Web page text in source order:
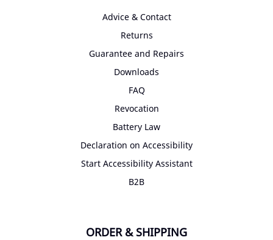
Advice & Contact
Returns
Guarantee and Repairs
Downloads
FAQ
Revocation
Battery Law
Declaration on Accessibility
Start Accessibility Assistant
B2B
ORDER & SHIPPING